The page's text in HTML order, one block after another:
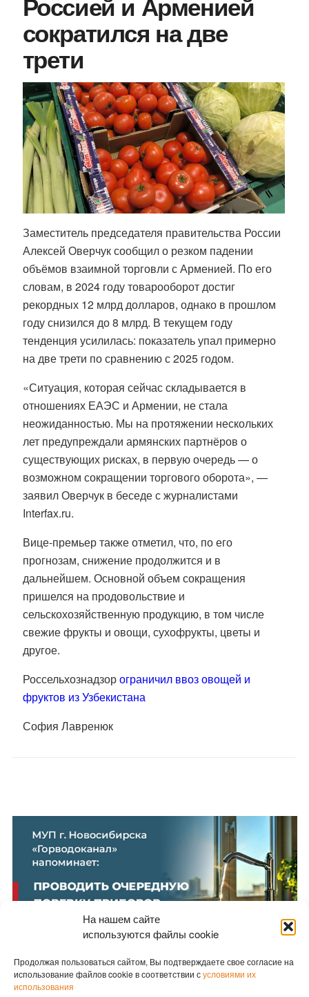
На нашем сайте
используются файлы cookie
Продолжая пользоваться сайтом, Вы подтверждаете свое согласие на
использование файлов cookie в соответствии сусловиями их
использования
сократился на две
трети
Заместитель председателя правительства России
Алексей Оверчук сообщил о резком падении
объёмов взаимной торговли с Арменией. По его
словам, в 2024 году товарооборот достиг
рекордных 12 млрд долларов, однако в прошлом
году снизился до 8 млрд. В текущем году
тенденция усилилась: показатель упал примерно
на две трети по сравнению с 2025 годом.
«Ситуация, которая сейчас складывается в
отношениях ЕАЭС и Армении, не стала
неожиданностью. Мы на протяжении нескольких
лет предупреждали армянских партнёров о
существующих рисках, в первую очередь — о
возможном сокращении торгового оборота», —
заявил Оверчук в беседе с журналистами
Interfax.ru.
Вице-премьер также отметил, что, по его
прогнозам, снижение продолжится и в
дальнейшем. Основной объем сокращения
пришелся на продовольствие и
сельскохозяйственную продукцию, в том числе
свежие фрукты и овощи, сухофрукты, цветы и
другое.
Россельхознадзорограничил ввоз овощей и
фруктов из Узбекистана
София Лавренюк